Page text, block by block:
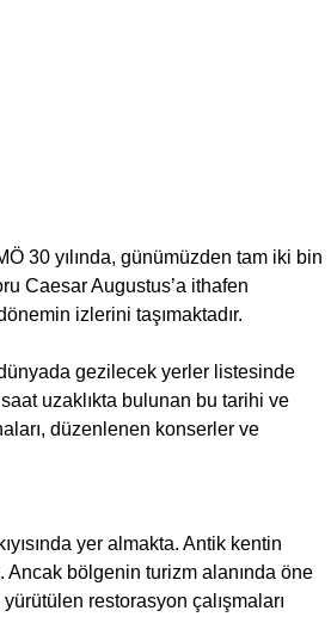
30 yılında, günümüzden tam iki bin
Caesar Augustus’a ithafen
izlerini taşımaktadır.
gezilecek yerler listesinde
saat uzaklıkta bulunan bu tarihi ve
düzenlenen konserler ve
yer almakta. Antik kentin
Ancak bölgenin turizm alanında öne
restorasyon çalışmaları